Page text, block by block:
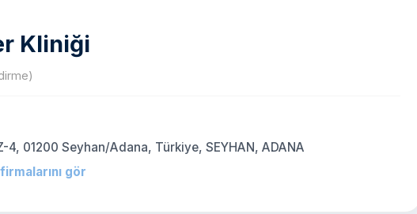
Kliniği
4, 01200 Seyhan/Adana, Türkiye, SEYHAN, ADANA
gör